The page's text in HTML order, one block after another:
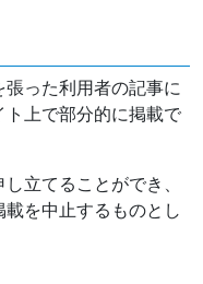
った利用者の記事に
上で部分的に掲載で
立てることができ、
を中止するものとし